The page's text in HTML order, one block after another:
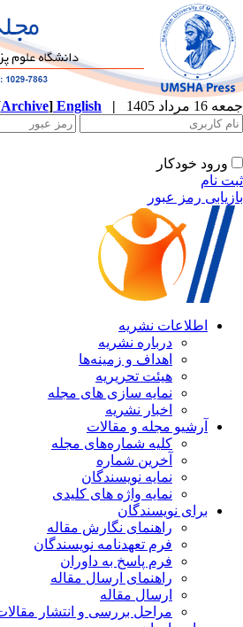
|
English
[ Archive]
های مجله
مجله
های کلیدی
نگارش مقاله
نویسندگان
به داوران
ارسال مقاله
و انتشار مقالات